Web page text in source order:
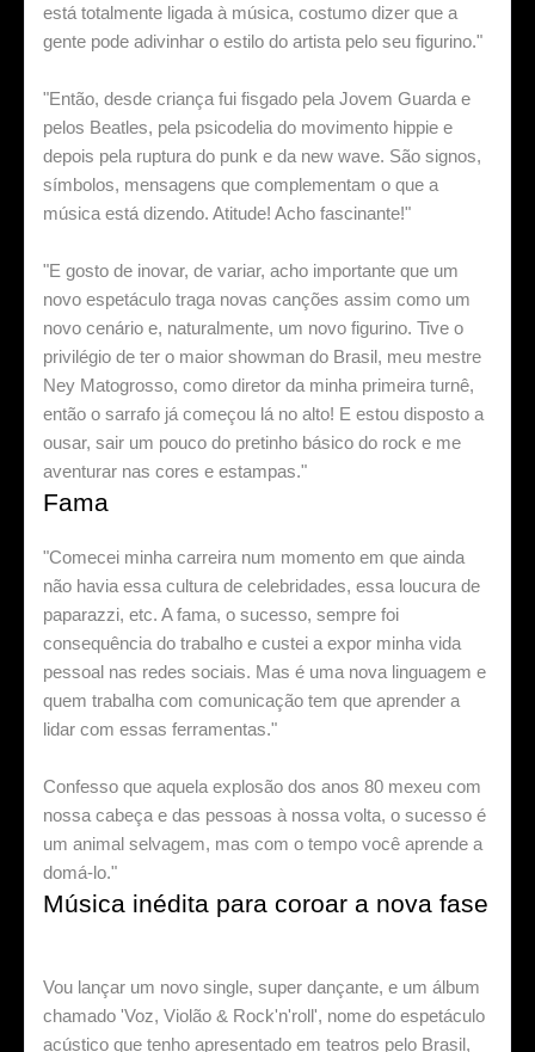
está totalmente ligada à música, costumo dizer que a
gente pode adivinhar o estilo do artista pelo seu figurino."
"Então, desde criança fui fisgado pela Jovem Guarda e
pelos Beatles, pela psicodelia do movimento hippie e
depois pela ruptura do punk e da new wave. São signos,
símbolos, mensagens que complementam o que a
música está dizendo. Atitude! Acho fascinante!"
"E gosto de inovar, de variar, acho importante que um
novo espetáculo traga novas canções assim como um
novo cenário e, naturalmente, um novo figurino. Tive o
privilégio de ter o maior showman do Brasil, meu mestre
Ney Matogrosso, como diretor da minha primeira turnê,
então o sarrafo já começou lá no alto! E estou disposto a
ousar, sair um pouco do pretinho básico do rock e me
aventurar nas cores e estampas."
Fama
"Comecei minha carreira num momento em que ainda
não havia essa cultura de celebridades, essa loucura de
paparazzi, etc. A fama, o sucesso, sempre foi
consequência do trabalho e custei a expor minha vida
pessoal nas redes sociais. Mas é uma nova linguagem e
quem trabalha com comunicação tem que aprender a
lidar com essas ferramentas."
Confesso que aquela explosão dos anos 80 mexeu com
nossa cabeça e das pessoas à nossa volta, o sucesso é
um animal selvagem, mas com o tempo você aprende a
domá-lo."
Música inédita para coroar a nova fase
Vou lançar um novo single, super dançante, e um álbum
chamado 'Voz, Violão & Rock'n'roll', nome do espetáculo
acústico que tenho apresentado em teatros pelo Brasil,